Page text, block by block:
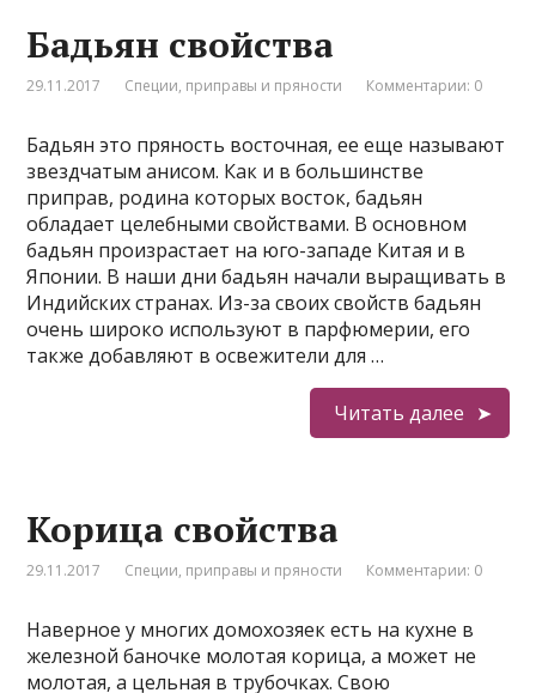
Бадьян свойства
29.11.2017 Специи, приправы и пряности Комментарии: 0
Бадьян это пряность восточная, ее еще называют
звездчатым анисом. Как и в большинстве
приправ, родина которых восток, бадьян
обладает целебными свойствами. В основном
бадьян произрастает на юго-западе Китая и в
Японии. В наши дни бадьян начали выращивать в
Индийских странах. Из-за своих свойств бадьян
очень широко используют в парфюмерии, его
также добавляют в освежители для …
Читать далее
Корица свойства
29.11.2017 Специи, приправы и пряности Комментарии: 0
Наверное у многих домохозяек есть на кухне в
железной баночке молотая корица, а может не
молотая, а цельная в трубочках. Свою